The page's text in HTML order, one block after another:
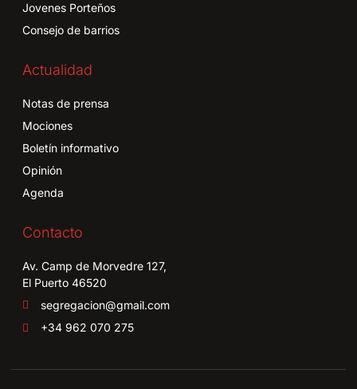
Jovenes Porteños
Consejo de barrios
Actualidad
Notas de prensa
Mociones
Boletín informativo
Opinión
Agenda
Contacto
Av. Camp de Morvedre 127,
El Puerto 46520
segregacion@gmail.com
+34 962 070 275